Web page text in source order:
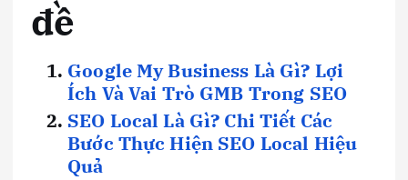
đề
Google My Business Là Gì? Lợi
Ích Và Vai Trò GMB Trong SEO
SEO Local Là Gì? Chi Tiết Các
Bước Thực Hiện SEO Local Hiệu
Quả